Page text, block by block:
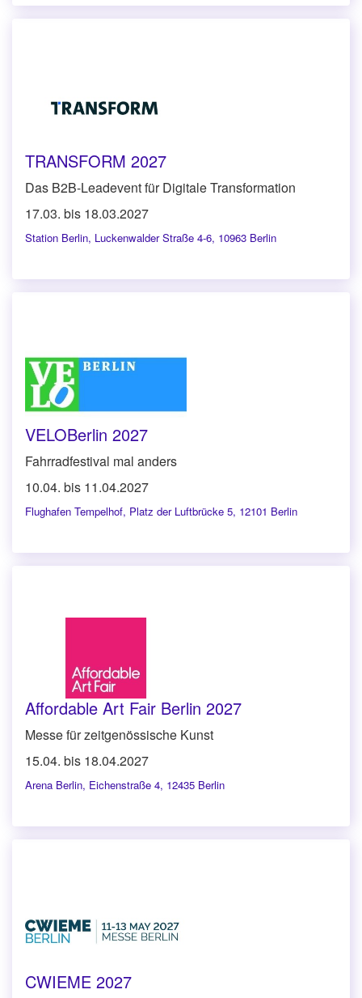
TRANSFORM 2027
Das B2B-Leadevent für Digitale Transformation
17.03. bis 18.03.2027
Station Berlin, Luckenwalder Straße 4-6, 10963 Berlin
VELOBerlin 2027
Fahrradfestival mal anders
10.04. bis 11.04.2027
Flughafen Tempelhof, Platz der Luftbrücke 5, 12101 Berlin
Affordable Art Fair Berlin 2027
Messe für zeitgenössische Kunst
15.04. bis 18.04.2027
Arena Berlin, Eichenstraße 4, 12435 Berlin
CWIEME 2027